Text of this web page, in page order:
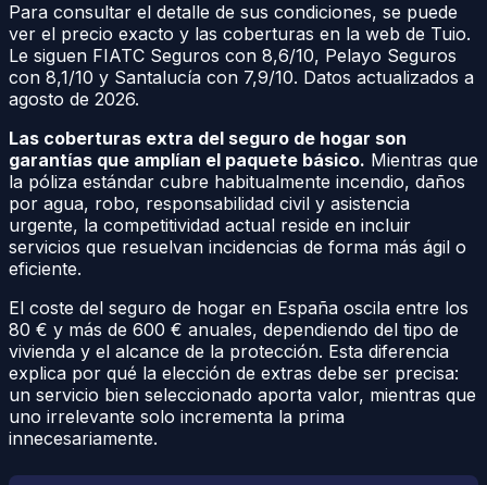
Para consultar el detalle de sus condiciones, se puede
ver el precio exacto y las coberturas en la web de Tuio.
Le siguen FIATC Seguros con 8,6/10, Pelayo Seguros
con 8,1/10 y Santalucía con 7,9/10. Datos actualizados a
agosto de 2026.
Las coberturas extra del seguro de hogar son
garantías que amplían el paquete básico. Mientras que
la póliza estándar cubre habitualmente incendio, daños
por agua, robo, responsabilidad civil y asistencia
urgente, la competitividad actual reside en incluir
servicios que resuelvan incidencias de forma más ágil o
eficiente.
El coste del seguro de hogar en España oscila entre los
80 € y más de 600 € anuales, dependiendo del tipo de
vivienda y el alcance de la protección. Esta diferencia
explica por qué la elección de extras debe ser precisa:
un servicio bien seleccionado aporta valor, mientras que
uno irrelevante solo incrementa la prima
innecesariamente.